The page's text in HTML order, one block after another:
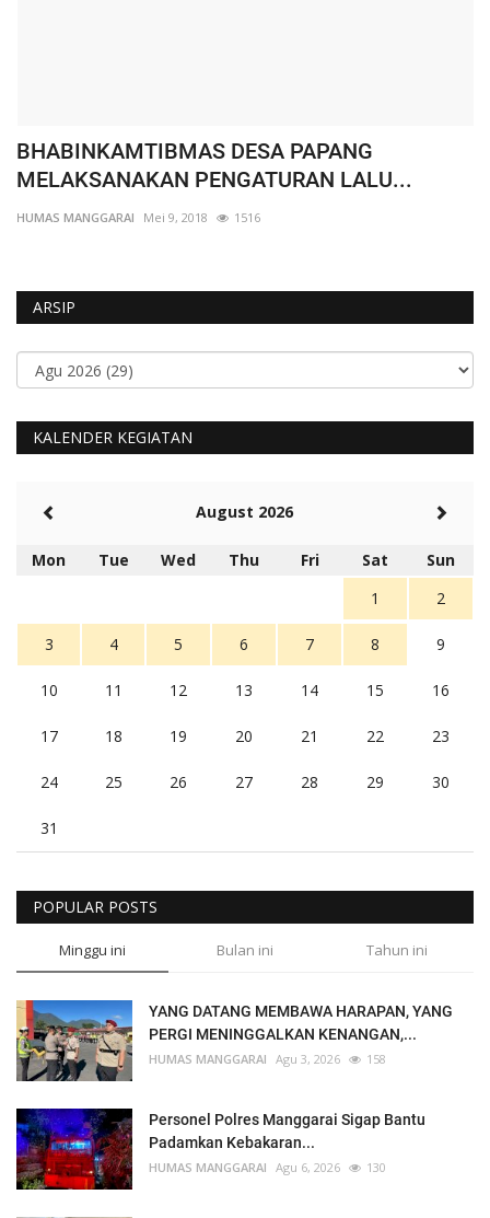
BHABINKAMTIBMAS DESA PAPANG
MELAKSANAKAN PENGATURAN LALU...
HUMAS MANGGARAI Mei 9, 2018 1516
ARSIP
KALENDER KEGIATAN
August 2026
Mon Tue Wed Thu Fri Sat
Sun
1
2
3 4 5 6 7 8 9
10 11 12 13 14 15 16
17 18 19 20 21 22 23
24 25 26 27 28 29 30
31
POPULAR POSTS
Minggu ini Bulan ini Tahun ini
YANG DATANG MEMBAWA HARAPAN, YANG
PERGI MENINGGALKAN KENANGAN,...
HUMAS MANGGARAI Agu 3, 2026 158
Personel Polres Manggarai Sigap Bantu
Padamkan Kebakaran...
HUMAS MANGGARAI Agu 6, 2026 130